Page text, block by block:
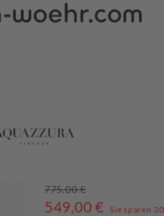
775,00 €
549,00 €
Sie sparen